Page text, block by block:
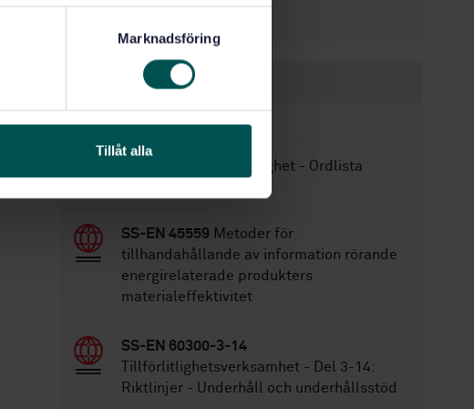
Marknadsföring
Tillåt alla
Inom samma område
STANDARDER
Tillförlitlighet - Ordlista
SS-EN 45559 Metoder för
tillhandahållande av information rörande
energirelaterade produkters
materialeffektivitet
SS-EN 60300-3-14
Tillförlitlighetsverksamhet - Del 3-14:
Riktlinjer - Underhåll och underhållsstöd